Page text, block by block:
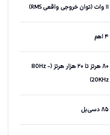
۱۱ وات (توان خروجی واقعی RMS)
۴ اهم
۸۰ هرتز تا ۲۰ هزار هرتز (80Hz -
20KHz)
۸۵ دسی‌بل